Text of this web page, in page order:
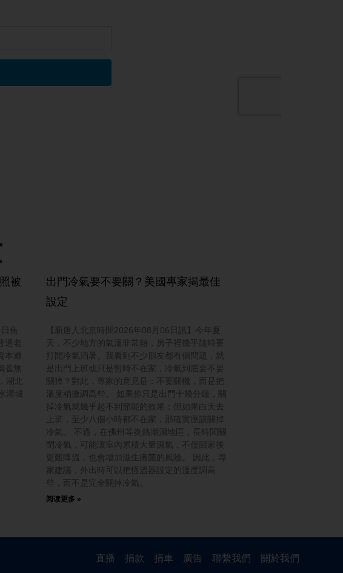
被
焦
通老
遭
雀無
湖北
灌城
出門冷氣要不要關？美國專家揭最佳
設定
【新唐人北京時間2026年08月06日訊】今年夏
天，不少地方的氣溫非常熱，房子裡幾乎隨時要
打開冷氣消暑。我看到不少朋友都有個問題，就
是出門上班或只是暫時不在家，冷氣到底要不要
關掉？對此，專家的意見是：不要關機，而是把
溫度稍微調高些。 如果你只是出門十幾分鐘，關
掉冷氣就幾乎起不到節能的效果；但如果白天去
上班，至少八個小時都不在家，那確實應該關掉
冷氣。 不過，在佛州等炎熱潮濕地區，長時間關
閉冷氣，可能讓室內累積大量濕氣，不僅回家後
更難降溫，也會增加滋生黴菌的風險。 因此，專
家建議，外出時可以把恆溫器設定的溫度調高
些，而不是完全關掉冷氣。
阅读更多 »
直播 捐款 捐車 廣告 聯繫我們 關於我們